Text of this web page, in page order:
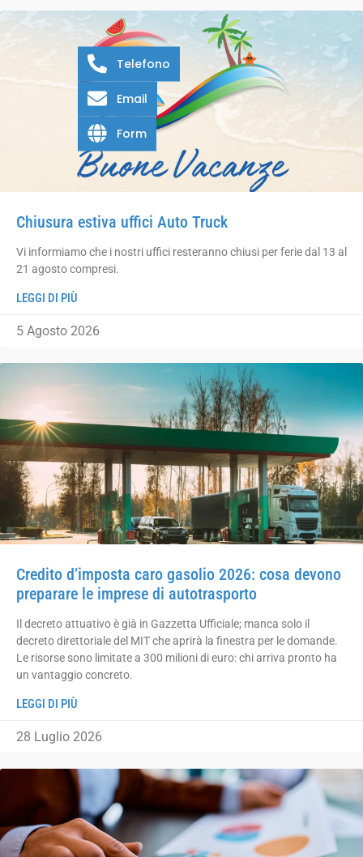
Chiusura estiva uffici Auto Truck
Vi informiamo che i nostri uffici resteranno chiusi per ferie dal 13 al
21 agosto compresi.
LEGGI DI PIÙ
5 Agosto 2026
Credito d’imposta caro gasolio 2026: cosa devono
preparare le imprese di autotrasporto
Il decreto attuativo è già in Gazzetta Ufficiale; manca solo il
decreto direttoriale del MIT che aprirà la finestra per le domande.
Le risorse sono limitate a 300 milioni di euro: chi arriva pronto ha
un vantaggio concreto.
LEGGI DI PIÙ
28 Luglio 2026
Telefono
Email
Form